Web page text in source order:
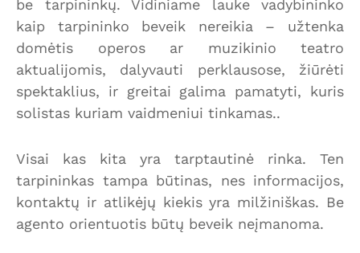
be tarpininkų. Vidiniame lauke vadybininko
kaip tarpininko beveik nereikia – užtenka
domėtis operos ar muzikinio teatro
aktualijomis, dalyvauti perklausose, žiūrėti
spektaklius, ir greitai galima pamatyti, kuris
solistas kuriam vaidmeniui tinkamas..
Visai kas kita yra tarptautinė rinka. Ten
tarpininkas tampa būtinas, nes informacijos,
kontaktų ir atlikėjų kiekis yra milžiniškas. Be
agento orientuotis būtų beveik neįmanoma.